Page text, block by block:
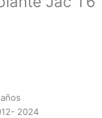
2024